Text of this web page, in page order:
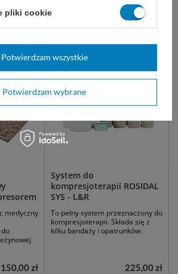
na rany cukrzycowe
medyczny
150,00 zł
System do
kompresjoterapii ROSIDAL
SYS - L&R
To pełny system przeznaczony do
kompresjoterapii. Składa się z
kilku bandaży i opatrunków.
225,00 zł
pliki cookie
Potwierdzam wybrane
Potwierdzam wszystkie